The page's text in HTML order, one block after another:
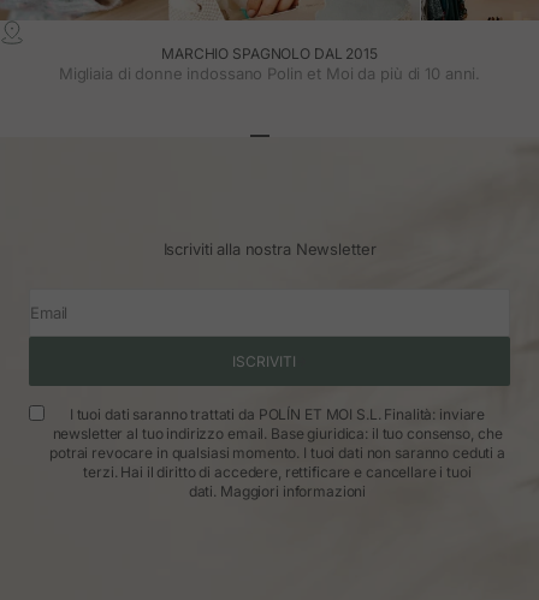
MARCHIO SPAGNOLO DAL 2015
Migliaia di donne indossano Polin et Moi da più di 10 anni.
Iscriviti alla nostra Newsletter
Email
ISCRIVITI
I tuoi dati saranno trattati da POLÍN ET MOI S.L. Finalità: inviare
newsletter al tuo indirizzo email. Base giuridica: il tuo consenso, che
potrai revocare in qualsiasi momento. I tuoi dati non saranno ceduti a
terzi. Hai il diritto di accedere, rettificare e cancellare i tuoi
dati. Maggiori informazioni